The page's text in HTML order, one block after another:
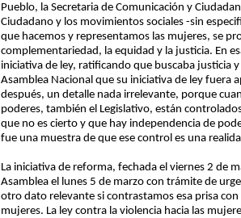
Pueblo, la Secretaria de Comunicación y
Ciudadano y los movimientos sociales -sin
que hacemos y representamos las mujeres, se
complementariedad, la equidad y la justicia. En
iniciativa de ley, ratificando que buscaba justicia
Asamblea Nacional que su iniciativa de ley fuera
después, un detalle nada irrelevante, porque
poderes, también el Legislativo, están
que no es cierto y que hay independencia de
fue una muestra de que ese control es una
La iniciativa de reforma, fechada el viernes 2 de
Asamblea el lunes 5 de marzo con trámite de
otro dato relevante si contrastamos esa prisa
mujeres. La ley contra la violencia hacia las